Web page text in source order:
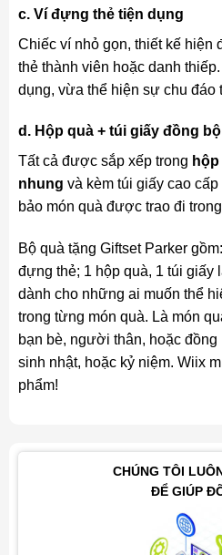
c. Ví đựng thẻ tiện dụng
Chiếc ví nhỏ gọn, thiết kế hiện
thẻ thành viên hoặc danh
dụng, vừa thể hiện sự chu đáo
d. Hộp quà + túi giấy đồng bộ
Tất cả được sắp xếp trong
nhung và kèm túi giấy cao
bảo món quà được trao đi
Bộ quà tặng Giftset Parker
đựng thẻ; 1 hộp quà, 1 túi giấy
dành cho những ai muốn thể
trong từng món quà. Là món
bạn bè, người thân, hoặc
sinh nhật, hoặc kỷ niệm. Wiix
phẩm!
CHÚNG TÔI
ĐỂ GIÚP